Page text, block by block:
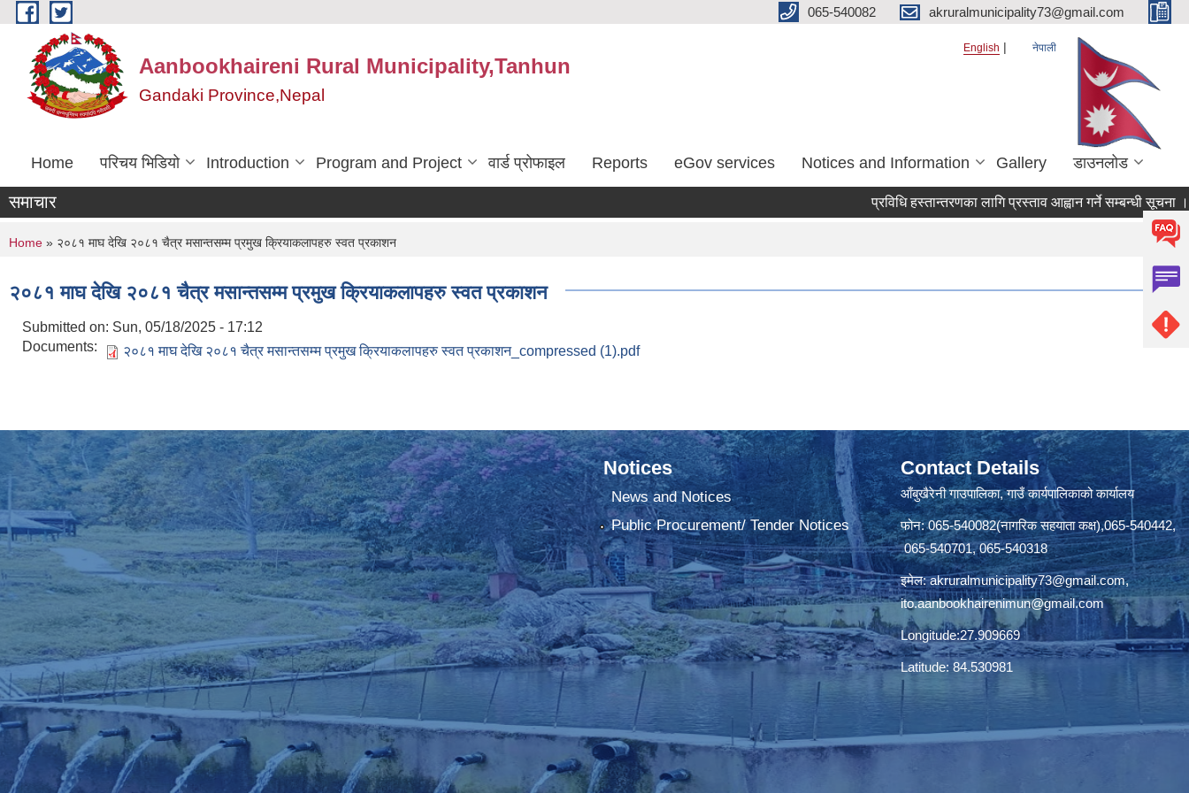
Skip to main content 065-540082 akruralmunicipality73@gmail.com
Aanbookhaireni Rural Municipality,Tanhun
Gandaki Province,Nepal
English नेपाली
Home परिचय भिडियो Introduction Program and Project वार्ड प्रोफाइल Reports eGov services Notices and Information Gallery डाउनलोड
समाचार प्रविधि हस्तान्तरणका लागि प्रस्ताव आह्वान गर्ने सम्बन्धी सूचना ।
You are here
Home » २०८१ माघ देखि २०८१ चैत्र मसान्तसम्म प्रमुख क्रियाकलापहरु स्वत प्रकाशन
२०८१ माघ देखि २०८१ चैत्र मसान्तसम्म प्रमुख क्रियाकलापहरु स्वत प्रकाशन
Submitted on: Sun, 05/18/2025 - 17:12
Documents:
२०८१ माघ देखि २०८१ चैत्र मसान्तसम्म प्रमुख क्रियाकलापहरु स्वत प्रकाशन_compressed (1).pdf
Notices
News and Notices
Public Procurement/ Tender Notices
Contact Details
आँबुखैरेनी गाउपालिका, गाउँ कार्यपालिकाको कार्यालय
फोन: 065-540082(नागरिक सहयाता कक्ष),065-540442,
065-540701, 065-540318
इमेल:akruralmunicipality73@gmail.com,
ito.aanbookhairenimun@gmail.com
Longitude:27.909669
Latitude: 84.530981